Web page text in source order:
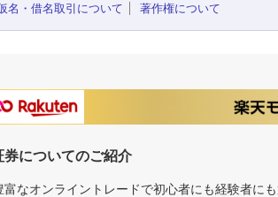
名・借名取引について
著作権について
についてのご紹介
なオンライントレードで初心者にも経験者に